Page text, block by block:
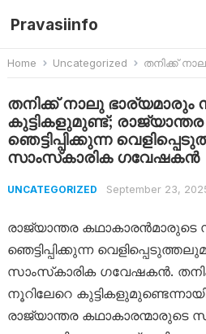
Pravasiinfo
Home Uncategorized തനിക്ക് നാലു ഭാര്യമാരും നൂറിലേറെ
തനിക്ക് നാലു ഭാര്യമാരും
കുട്ടികളുമുണ്ട്;
ഞെട്ടിപ്പിക്കുന്ന
സാംസ്‌കാരിക ഗവേഷകൻ
UNCATEGORIZED September 23,
രാജ്യാന്തര കഥാകാരൻമാരുടെ
ഞെട്ടിപ്പിക്കുന്ന
സാംസ്‌കാരിക ഗവേഷകൻ.
നൂറിലേറെ
രാജ്യാന്തര കഥാകാരന്മാരുടെ